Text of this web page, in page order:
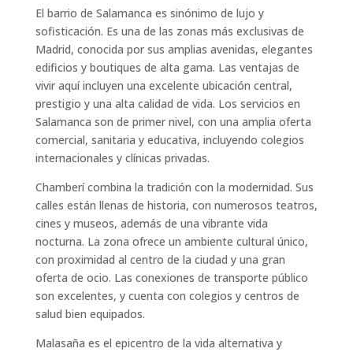
El barrio de Salamanca es sinónimo de lujo y
sofisticación. Es una de las zonas más exclusivas de
Madrid, conocida por sus amplias avenidas, elegantes
edificios y boutiques de alta gama. Las ventajas de
vivir aquí incluyen una excelente ubicación central,
prestigio y una alta calidad de vida. Los servicios en
Salamanca son de primer nivel, con una amplia oferta
comercial, sanitaria y educativa, incluyendo colegios
internacionales y clínicas privadas.
Chamberí combina la tradición con la modernidad. Sus
calles están llenas de historia, con numerosos teatros,
cines y museos, además de una vibrante vida
nocturna. La zona ofrece un ambiente cultural único,
con proximidad al centro de la ciudad y una gran
oferta de ocio. Las conexiones de transporte público
son excelentes, y cuenta con colegios y centros de
salud bien equipados.
Malasaña es el epicentro de la vida alternativa y